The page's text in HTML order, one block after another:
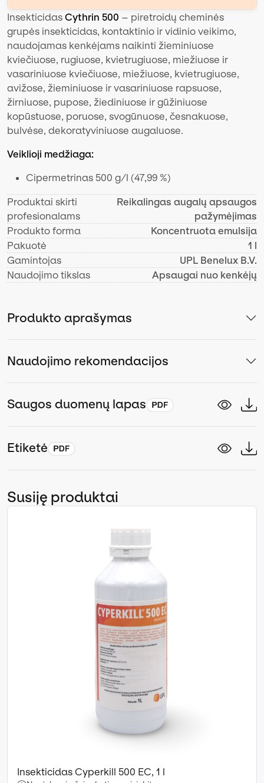
Insekticidas Cythrin 500 – piretroidų cheminės
grupės insekticidas, kontaktinio ir vidinio veikimo,
naudojamas kenkėjams naikinti žieminiuose
kviečiuose, rugiuose, kvietrugiuose, miežiuose ir
vasariniuose kviečiuose, miežiuose, kvietrugiuose,
avižose, žieminiuose ir vasariniuose rapsuose,
žirniuose, pupose, žiediniuose ir gūžiniuose
kopūstuose, poruose, svogūnuose, česnakuose,
bulvėse, dekoratyviniuose augaluose.
Veiklioji medžiaga:
Cipermetrinas 500 g/l (47,99 %)
Produktai skirti
profesionalams
Reikalingas augalų apsaugos
pažymėjimas
Produkto forma
Koncentruota emulsija
Pakuotė
1 l
Gamintojas
UPL Benelux B.V.
Naudojimo tikslas
Apsaugai nuo kenkėjų
Produkto aprašymas
Naudojimo rekomendacijos
Saugos duomenų lapas
Etiketė
Susiję produktai
Insekticidas Cyperkill 500 EC, 1 l